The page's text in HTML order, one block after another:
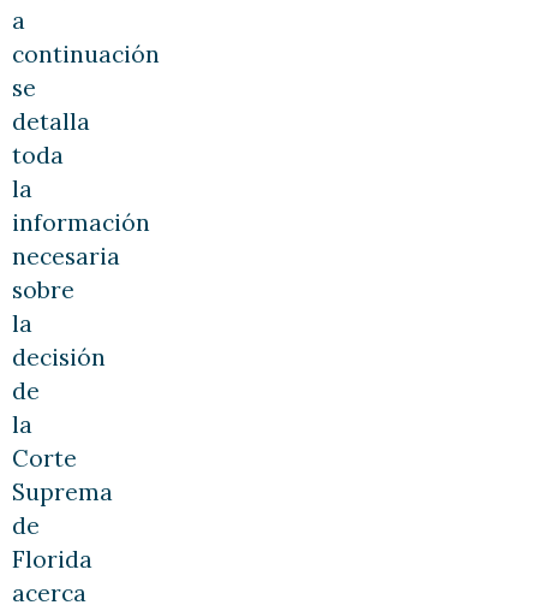
a
continuación
se
detalla
toda
la
información
necesaria
sobre
la
decisión
de
la
Corte
Suprema
de
Florida
acerca